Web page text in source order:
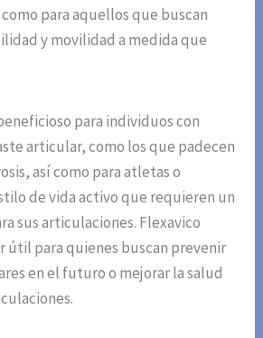
para aquellos que buscan
y movilidad a medida que
para individuos con
articular, como los que padecen
así como para atletas o
de vida activo que requieren un
sus articulaciones. Flexavico
útil para quienes buscan prevenir
en el futuro o mejorar la salud